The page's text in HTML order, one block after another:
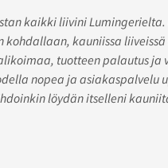
kaikki liivini
kohdallaan, kauniissa
tuotteen palautus ja
nopea ja asiakaspalvelu
löydän itselleni